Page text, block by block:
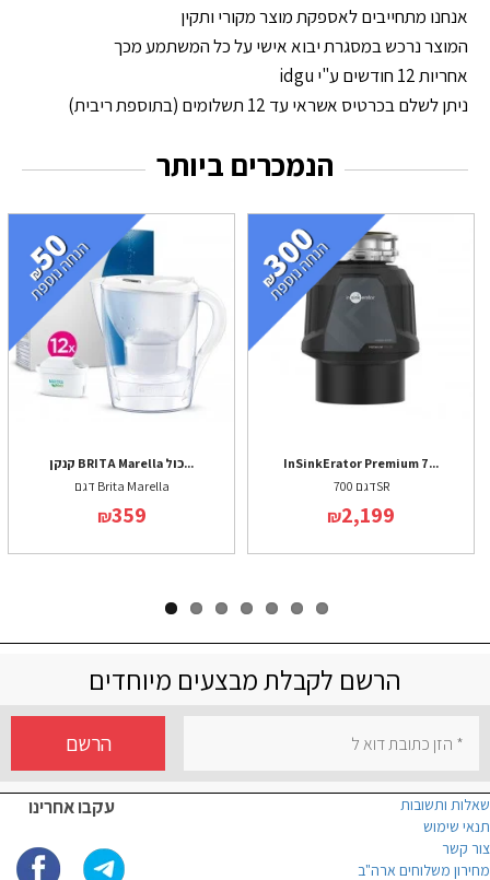
אנחנו מתחייבים לאספקת מוצר מקורי ותקין
המוצר נרכש במסגרת יבוא אישי על כל המשתמע מכך
אחריות 12 חודשים ע"י idgu
ניתן לשלם בכרטיס אשראי עד 12 תשלומים (בתוספת ריבית)
הנמכרים ביותר
קנקן BRITA Marella כול...
דגם Brita Marella
₪359
InSinkErator Premium 7...
דגם 700SR
₪2,199
הרשם לקבלת מבצעים מיוחדים
הרשם
עקבו אחרינו
שאלות ותשובות
תנאי שימוש
צור קשר
מחירון משלוחים ארה"ב